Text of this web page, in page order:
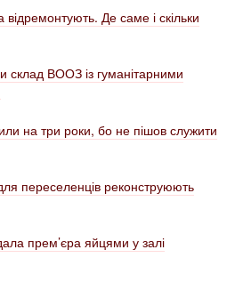
відремонтують. Де саме і скільки
склад ВООЗ із гуманітарними
на три роки, бо не пішов служити
переселенців реконструюють
прем’єра яйцями у залі